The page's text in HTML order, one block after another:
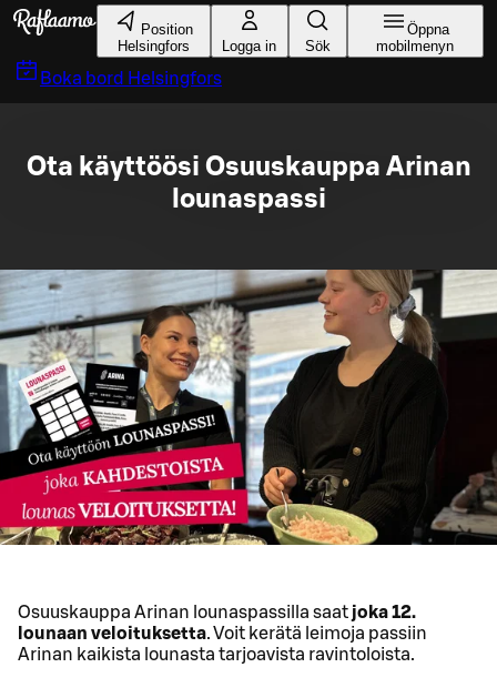
Gå till huvudinnehållet
Position
Helsingfors
Logga in Sök
Öppna
mobilmenyn
Boka bord Helsingfors
Ota käyttöösi Osuuskauppa Arinan
lounaspassi
Osuuskauppa Arinan lounaspassilla saat joka 12.
lounaan veloituksetta. Voit kerätä leimoja passiin
Arinan kaikista lounasta tarjoavista ravintoloista.